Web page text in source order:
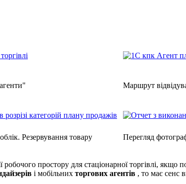
Маршрут
Резервування товару Перегляд
робочого простору для стаціонарної торгівлі, якщо
і мобільних торгових агентів , то має сенс